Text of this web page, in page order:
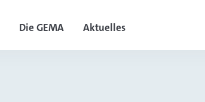
Die GEMA Aktuelles